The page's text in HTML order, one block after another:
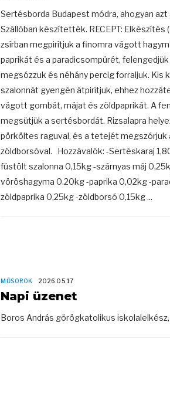
Sertésborda Budapest módra, ahogyan azt
Szállóban készítették. RECEPT: Elkészítés
zsírban megpirítjuk a finomra vágott
paprikát és a paradicsompürét, felengedjük
megsózzuk és néhány percig forraljuk. Kis
szalonnát gyengén átpirítjuk, ehhez
vágott gombát, májat és zöldpaprikát. A
megsütjük a sertésbordát. Rizsalapra
pörköltes raguval, és a tetejét
zöldborsóval. Hozzávalók: -Sertéskaraj
füstölt szalonna 0,15kg -szárnyas máj
vöröshagyma 0.20kg -paprika 0,02kg -
zöldpaprika 0,25kg -zöldborsó 0,15kg ...
MŰSOROK 2026.05.17
Napi üzenet
Boros András görögkatolikus